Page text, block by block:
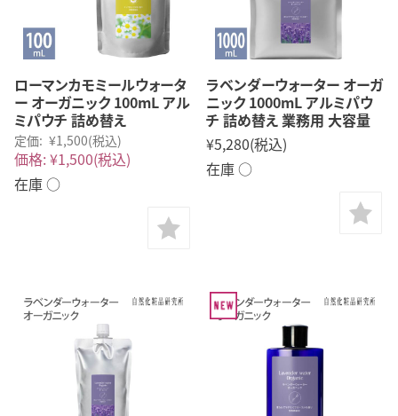
ローマンカモミールウォータ
ー オーガニック 100mL アル
ミパウチ 詰め替え
定価: ¥1,500(税込)
価格:¥1,500(税込)
在庫 ○
ラベンダーウォーター オーガ
ニック 1000mL アルミパウ
チ 詰め替え 業務用 大容量
¥5,280(税込)
在庫 ○